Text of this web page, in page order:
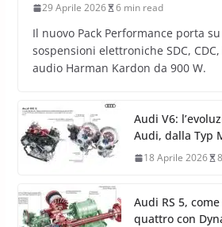
29 Aprile 2026 6 min read
Il nuovo Pack Performance porta
sospensioni elettroniche SDC,
audio Harman Kardon da 900 W.
Audi V6:
Audi, dalla Typ
18 Aprile 2026
Audi RS 5,
quattro con